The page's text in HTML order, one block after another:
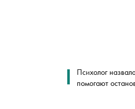
Психолог
помогают